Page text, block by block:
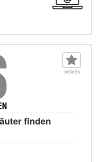
MERKEN
finden